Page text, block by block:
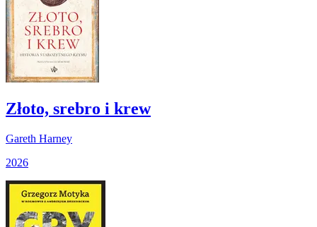
Złoto, srebro i krew
Gareth Harney
2026